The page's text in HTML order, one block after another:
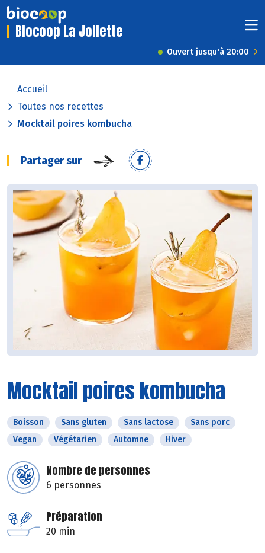
Biocoop La Joliette
Ouvert jusqu'à 20:00
Accueil
Toutes nos recettes
Mocktail poires kombucha
Partager sur
Mocktail poires kombucha
Boisson Sans gluten Sans lactose
Sans porc
Vegan
Végétarien Automne Hiver
Nombre de personnes
6 personnes
Préparation
20 min